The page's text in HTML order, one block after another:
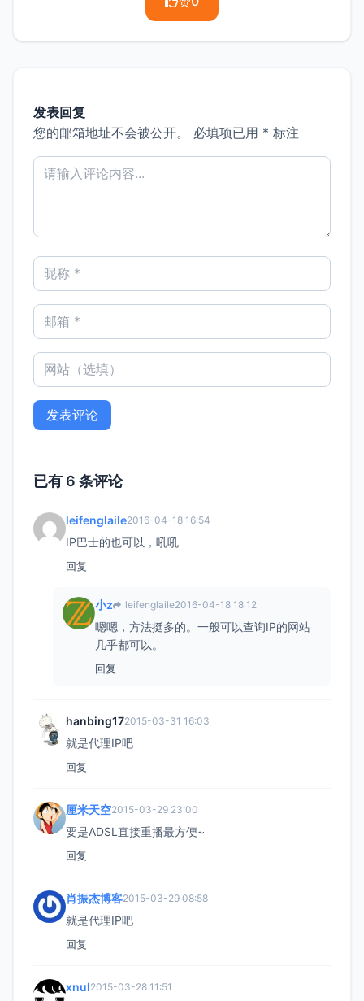
发表回复
您的邮箱地址不会被公开。
必填项已用 * 标注
已有 6 条评论
leifenglaile2016-04-18 16:54
IP巴士的也可以，吼吼
回复
小z leifenglaile2016-04-18 18:12
嗯嗯，方法挺多的。一般可以查询IP的网站
几乎都可以。
回复
hanbing172015-03-31 16:03
就是代理IP吧
回复
厘米天空2015-03-29 23:00
要是ADSL直接重播最方便~
回复
肖振杰博客2015-03-29 08:58
就是代理IP吧
回复
xnul2015-03-28 11:51